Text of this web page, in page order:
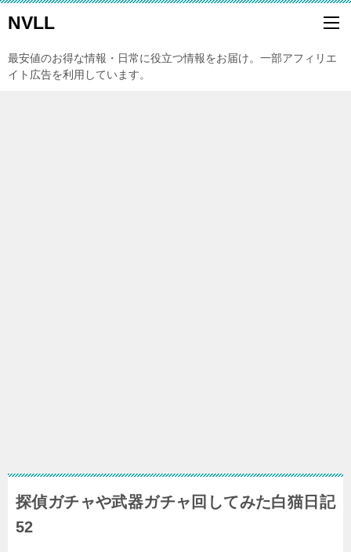
NVLL
最安値のお得な情報・日常に役立つ情報をお届け。一部アフィリエ
イト広告を利用しています。
探偵ガチャや武器ガチャ回してみた白猫日記
52